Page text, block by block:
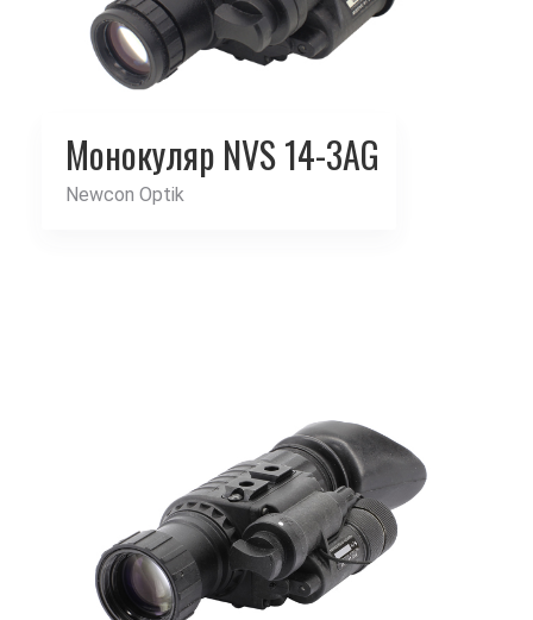
Монокуляр NVS 14-3AG
Newcon Optik